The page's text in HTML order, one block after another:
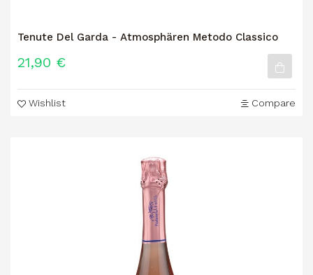
Tenute Del Garda - Atmosphären Metodo Classico
21,90 €
Wishlist Compare